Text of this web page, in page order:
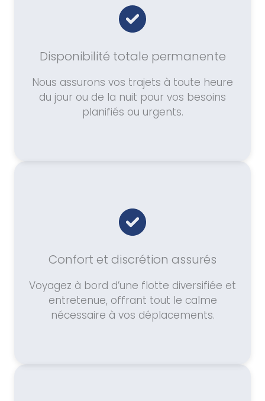
Disponibilité totale permanente
Nous assurons vos trajets à toute heure
du jour ou de la nuit pour vos besoins
planifiés ou urgents.
Confort et discrétion assurés
Voyagez à bord d’une flotte diversifiée et
entretenue, offrant tout le calme
nécessaire à vos déplacements.